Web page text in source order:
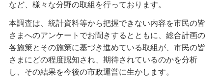
など、様々な分野の取組を行っております。
本調査は、統計資料等から把握できない内容を市民の皆
さまへのアンケートでお聞きするとともに、総合計画の
各施策とその施策に基づき進めている取組が、市民の皆
さまにどの程度認知され、期待されているのかを分析
し、その結果を今後の市政運営に生かします。